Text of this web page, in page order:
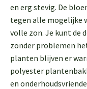
en erg stevig. De
tegen alle mogelijke
volle zon. Je kunt de
zonder problemen
planten blijven er
polyester
en